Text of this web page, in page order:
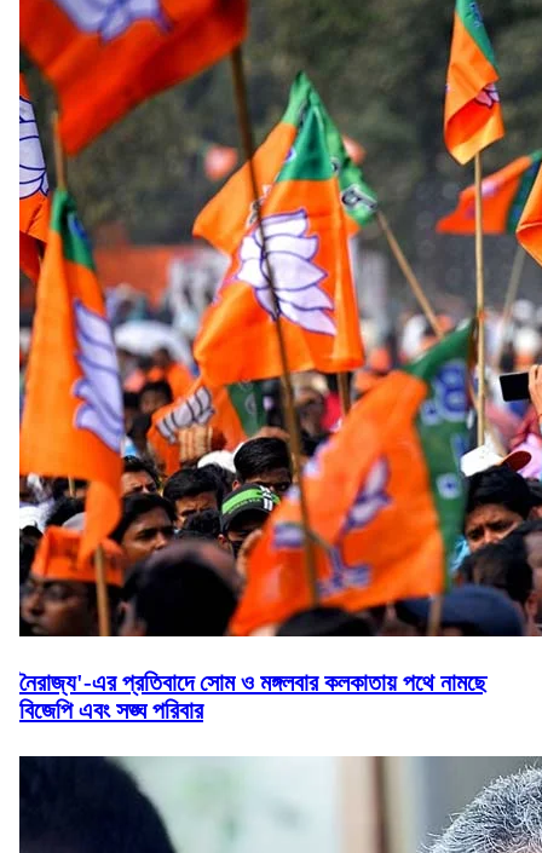
নৈরাজ্য'-এর প্রতিবাদে সোম ও মঙ্গলবার কলকাতায় পথে নামছে
বিজেপি এবং সঙ্ঘ পরিবার